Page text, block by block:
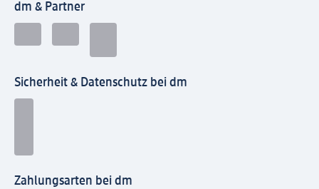
dm & Partner
Sicherheit & Datenschutz bei dm
Zahlungsarten bei dm